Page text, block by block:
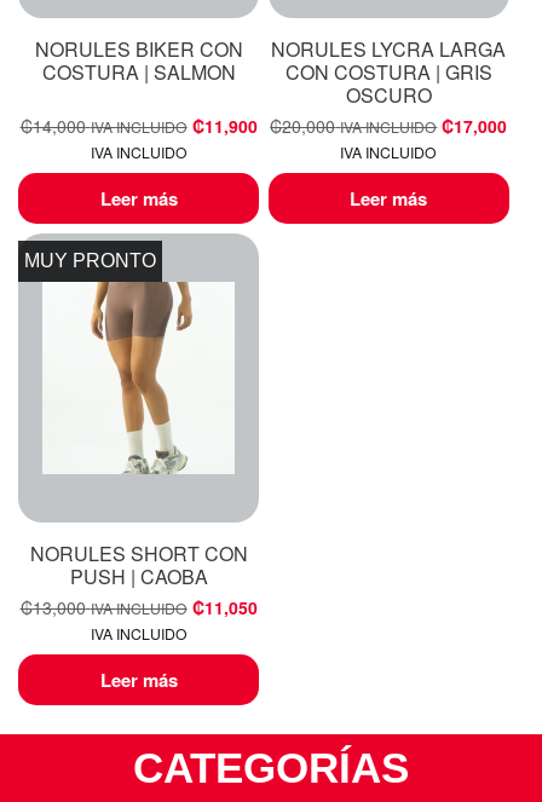
NORULES BIKER CON
COSTURA | SALMON
₡14,000 IVA INCLUIDO ₡11,900
IVA INCLUIDO
Leer más
NORULES LYCRA LARGA
CON COSTURA | GRIS
OSCURO
₡20,000 IVA INCLUIDO ₡17,000
IVA INCLUIDO
Leer más
MUY PRONTO
NORULES SHORT CON
PUSH | CAOBA
₡13,000 IVA INCLUIDO ₡11,050
IVA INCLUIDO
Leer más
CATEGORÍAS